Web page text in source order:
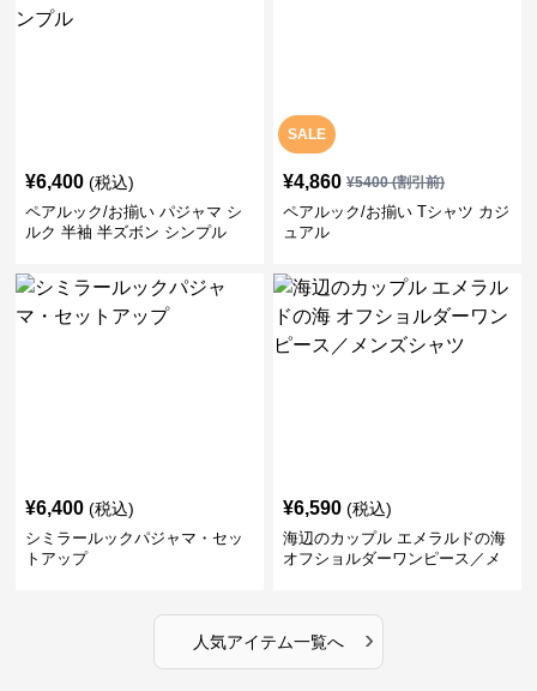
¥6,400 (税込)
ペアルック/お揃い パジャマ シ
ルク 半袖 半ズボン シンプル
SALE
¥4,860 ¥5400(割引前)
ペアルック/お揃い Tシャツ カジ
ュアル
¥6,400 (税込)
シミラールックパジャマ・セッ
トアップ
¥6,590 (税込)
海辺のカップル エメラルドの海
オフショルダーワンピース／メ
人気アイテム一覧へ ›